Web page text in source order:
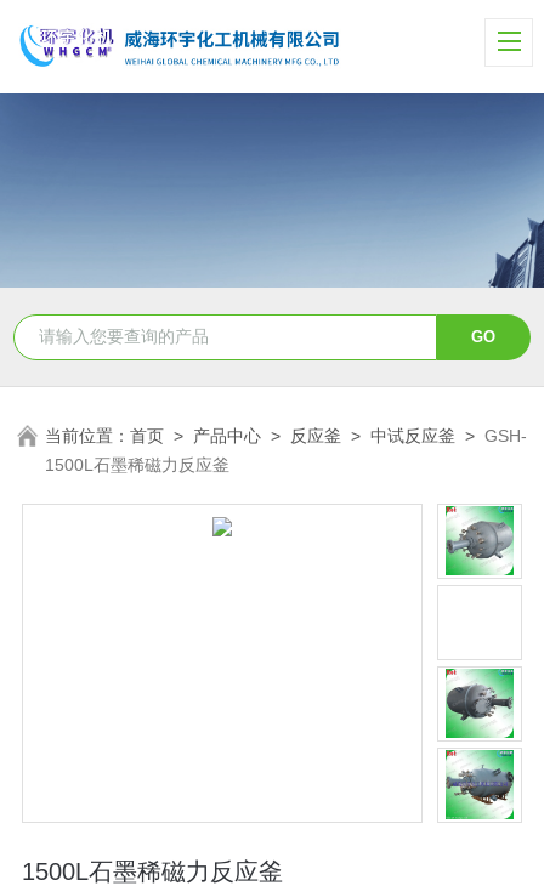
当前位置：首页 > 产品中心 > 反应釜 >中试反应釜 >GSH-
1500L石墨稀磁力反应釜
1500L石墨稀磁力反应釜